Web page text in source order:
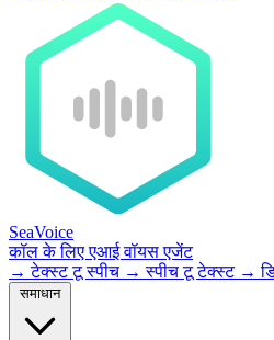
SeaVoice
कॉल के लिए एआई वॉयस एजेंट
→ टेक्स्ट टू स्पीच → स्पीच टू टेक्स्ट →
समाधान